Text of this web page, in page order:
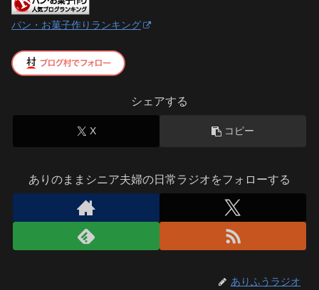
パン・お菓子作りランキング
シェアする
X コピー
ありのままシニア夫婦の日常ラジオをフォローする
ありふうラジオ